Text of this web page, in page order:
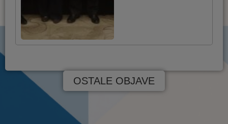
OSTALE OBJAVE